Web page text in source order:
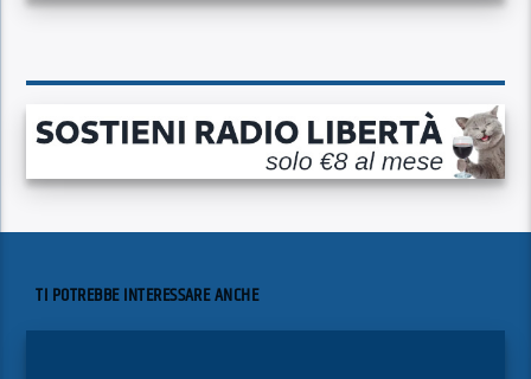
TI POTREBBE INTERESSARE ANCHE